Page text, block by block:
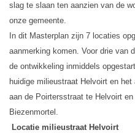
slag te slaan ten aanzien van de
onze gemeente.
In dit Masterplan zijn 7 locaties
aanmerking komen. Voor drie van
de ontwikkeling inmiddels
huidige milieustraat Helvoirt en
aan de Poirtersstraat te Helvoirt
Biezenmortel.
Locatie milieustraat Helvoirt